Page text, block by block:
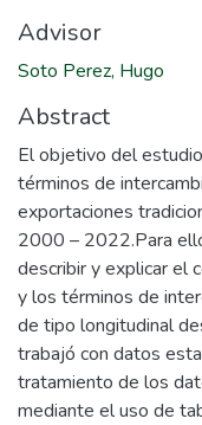
Advisor
Soto Perez, Hugo
Abstract
El objetivo del
términos de
exportaciones
2000 – 2022.Para
describir y explicar el
y los términos de
de tipo longitudinal
trabajó con datos
tratamiento de los
mediante el uso de